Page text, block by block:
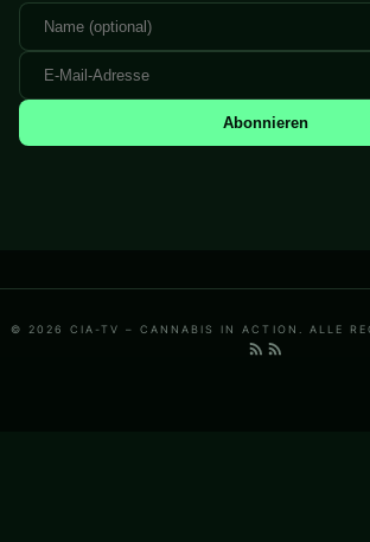
Abonnieren
© 2026 CIA-TV – CANNABIS IN ACTION. ALLE